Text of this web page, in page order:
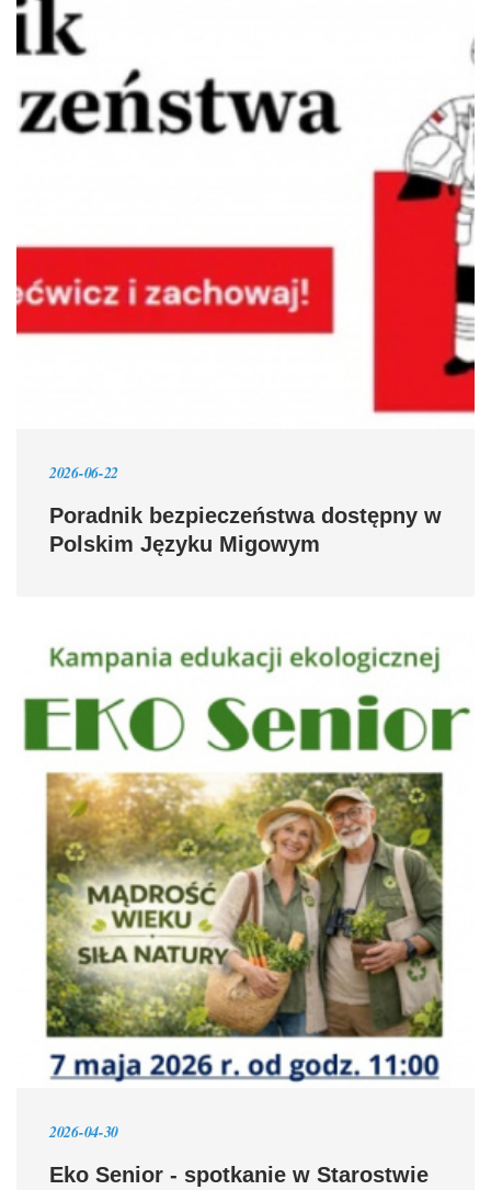
2026-06-22
Poradnik bezpieczeństwa dostępny w
Polskim Języku Migowym
2026-04-30
Eko Senior - spotkanie w Starostwie